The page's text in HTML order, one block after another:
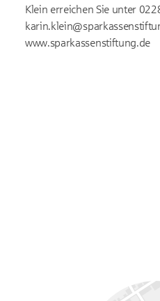
Klein erreichen Sie unter
www.sparkassenstiftung.de